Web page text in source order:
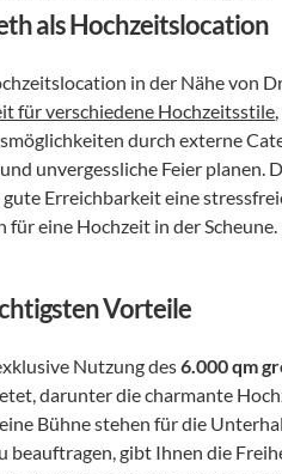
als Hochzeitslocation
in der Nähe von
für verschiedene Hochzeitsstile
durch externe
unvergessliche Feier planen.
Erreichbarkeit eine
eine Hochzeit in der Scheune.
Vorteile
Nutzung des 6.000 qm
darunter die charmante
Bühne stehen für die
gibt Ihnen die